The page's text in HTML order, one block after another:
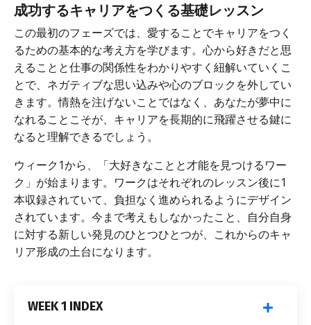
成功するキャリアをつくる基礎レッスン
この最初のフェーズでは、愛することでキャリアをつく
るための基本的な考え方を学びます。心から好きだと思
えることと仕事の関係性をわかりやすく紐解いていくこ
とで、ネガティブな思い込みや心のブロックを外してい
きます。情熱を注げないことではなく、あなたが夢中に
なれることこそが、キャリアを長期的に飛躍させる鍵に
なると理解できるでしょう。
ウィーク1から、「大好きなことと才能を見つけるワー
ク」が始まります。ワークはそれぞれのレッスン後に1
本収録されていて、負担なく進められるようにデザイン
されています。今まで考えもしなかったこと、自分自身
に対する新しい発見のひとつひとつが、これからのキャ
リア形成の土台になります。
WEEK 1 INDEX